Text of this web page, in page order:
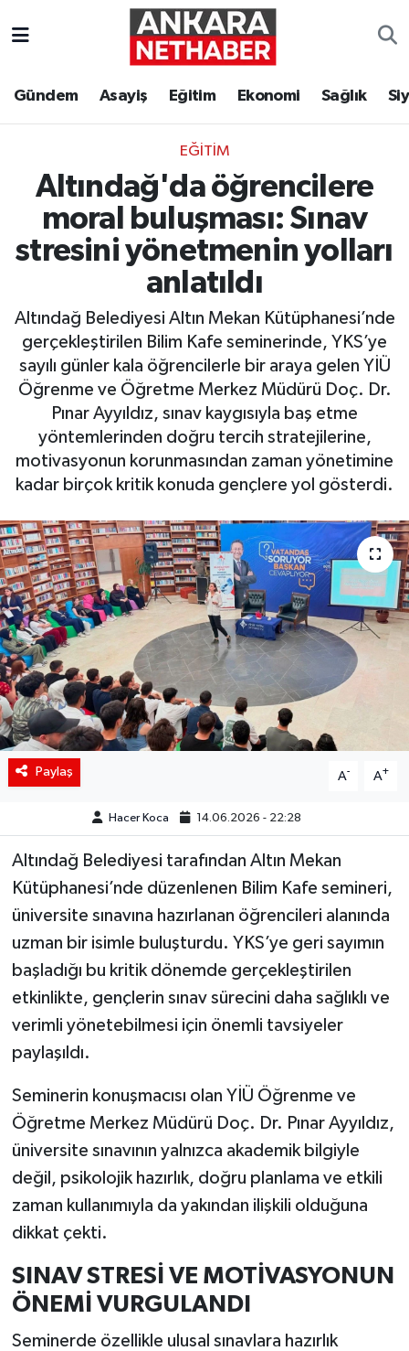
Gündem Asayiş Eğitim Ekonomi Sağlık
EĞITIM
Altındağ'da öğrencilere
moral buluşması: Sınav
stresini yönetmenin yolları
anlatıldı
Altındağ Belediyesi Altın Mekan Kütüphanesi’nde
gerçekleştirilen Bilim Kafe seminerinde, YKS’ye
sayılı günler kala öğrencilerle bir araya gelen YİÜ
Öğrenme ve Öğretme Merkez Müdürü Doç. Dr.
Pınar Ayyıldız, sınav kaygısıyla baş etme
yöntemlerinden doğru tercih stratejilerine,
motivasyonun korunmasından zaman yönetimine
kadar birçok kritik konuda gençlere yol gösterdi.
Paylaş A- A+
Hacer Koca 14.06.2026 - 22:28
Altındağ Belediyesi tarafından Altın Mekan
Kütüphanesi’nde düzenlenen Bilim Kafe semineri,
üniversite sınavına hazırlanan öğrencileri alanında
uzman bir isimle buluşturdu. YKS’ye geri sayımın
başladığı bu kritik dönemde gerçekleştirilen
etkinlikte, gençlerin sınav sürecini daha sağlıklı ve
verimli yönetebilmesi için önemli tavsiyeler
paylaşıldı.
Seminerin konuşmacısı olan YİÜ Öğrenme ve
Öğretme Merkez Müdürü Doç. Dr. Pınar Ayyıldız,
üniversite sınavının yalnızca akademik bilgiyle
değil, psikolojik hazırlık, doğru planlama ve etkili
zaman kullanımıyla da yakından ilişkili olduğuna
dikkat çekti.
SINAV STRESİ VE MOTİVASYONUN
ÖNEMİ VURGULANDI
Seminerde özellikle ulusal sınavlara hazırlık
Ekonomi
Gündem
Resmi İlanlar
Sağlık
Siyaset
Spor
Teknoloji
Yaşam
Ankara Hava Durumu
Tüm Manşetler
Son Dakika Haberleri